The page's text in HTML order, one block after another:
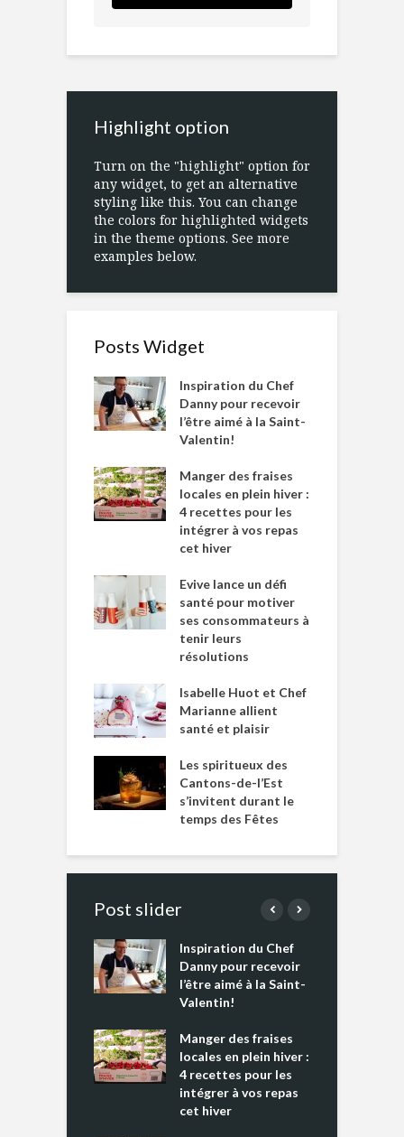
Highlight option
Turn on the "highlight" option for
any widget, to get an alternative
styling like this. You can change
the colors for highlighted widgets
in the theme options. See more
examples below.
Posts Widget
Inspiration du Chef
Danny pour recevoir
l’être aimé à la Saint-
Valentin!
Manger des fraises
locales en plein hiver :
4 recettes pour les
intégrer à vos repas
cet hiver
Evive lance un défi
santé pour motiver
ses consommateurs à
tenir leurs
résolutions
Isabelle Huot et Chef
Marianne allient
santé et plaisir
Les spiritueux des
Cantons-de-l’Est
s’invitent durant le
temps des Fêtes
Post slider
Inspiration du Chef
Danny pour recevoir
l’être aimé à la Saint-
Valentin!
Manger des fraises
locales en plein hiver :
4 recettes pour les
intégrer à vos repas
cet hiver